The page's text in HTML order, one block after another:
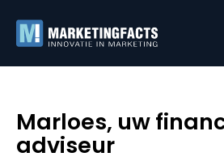
Marloes, uw
adviseur